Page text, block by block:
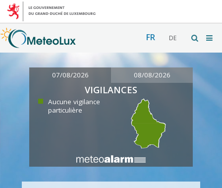
FR DE
07/08/2026 08/08/2026
VIGILANCES
Aucune vigilance
particulière